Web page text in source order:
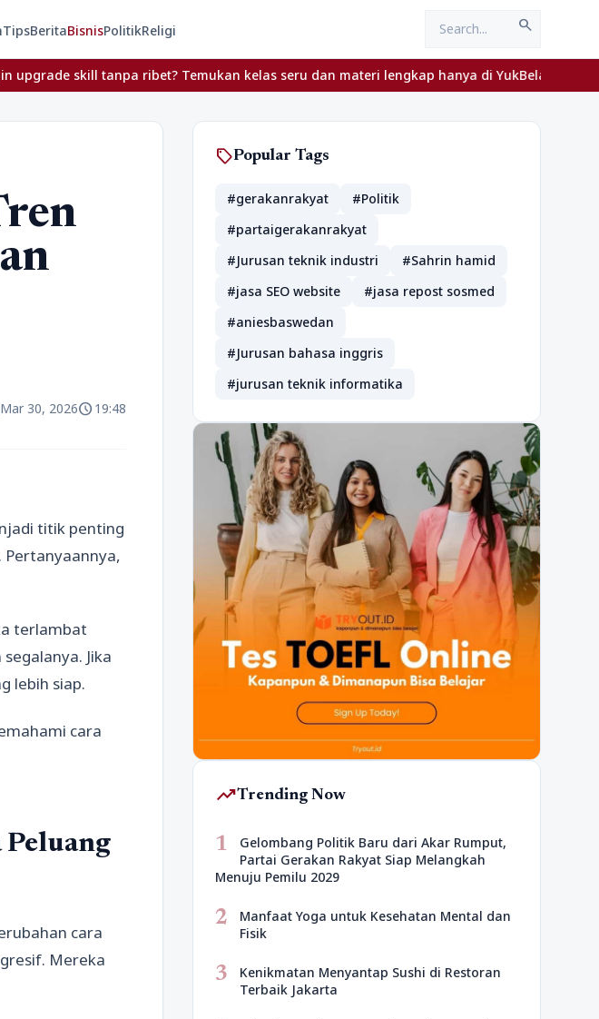
TipsBeritaBisnisPolitikReligi search
tanpa ribet? Temukan kelas seru dan materi lengkap hanya di YukBelajar.com. Mulai
Mar 30, 2026schedule19:48
titik penting
Pertanyaannya,
terlambat
Jika
lebih siap.
cara
cara
Mereka
sellPopular Tags
#gerakanrakyat
#Politik
#partaigerakanrakyat
#Jurusan teknik industri
#Sahrin hamid
#jasa SEO website
#jasa repost sosmed
#aniesbaswedan
#Jurusan bahasa inggris
#jurusan teknik informatika
trending_upTrending Now
1
Gelombang Politik Baru dari Akar Rumput,
Partai Gerakan Rakyat Siap Melangkah
Menuju Pemilu 2029
2
Manfaat Yoga untuk Kesehatan Mental dan
Fisik
3
Kenikmatan Menyantap Sushi di Restoran
Terbaik Jakarta